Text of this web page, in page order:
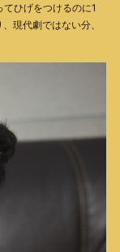
ひげをつけるのに1
現代劇ではない分、